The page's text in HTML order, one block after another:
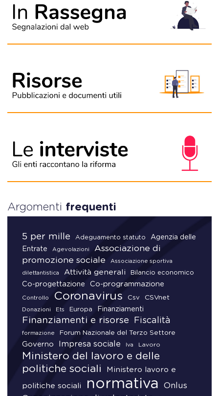
Argomenti frequenti
5 per mille Adeguamento statuto
Agenzia delle
Entrate
Agevolazioni
Associazione di
promozione sociale
Associazione sportiva
dilettantistica Attività generali Bilancio economico
Co-progettazione Co-programmazione
Controllo Coronavirus Csv CSVnet
Donazioni Ets Europa Finanziamenti
Finanziamenti e risorse Fiscalità
formazione Forum Nazionale del Terzo Settore
Governo Impresa sociale Iva Lavoro
Ministero del lavoro e delle
politiche sociali
Ministero lavoro e
politiche sociali normativa Onlus